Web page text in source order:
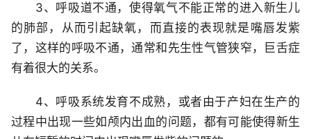
3、呼吸道不通，使得氧气不能正常的进入新生儿
的肺部，从而引起缺氧，而直接的表现就是嘴唇发紫
了，这样的呼吸不通，通常和先生性气管狭窄，巨舌症
有着很大的关系。
4、呼吸系统发育不成熟，或者由于产妇在生产的
过程中出现一些如颅内出血的问题，都有可能使得新生